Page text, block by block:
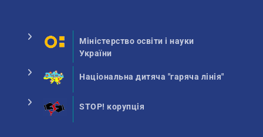
Міністерство освіти і науки
України
Національна дитяча "гаряча лінія"
STOP! корупція